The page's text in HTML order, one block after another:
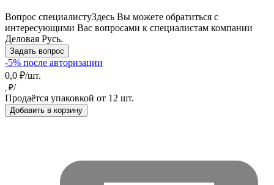
Вопрос специалистуЗдесь Вы можете обратиться с
интересующими Вас вопросами к специалистам компании
Деловая Русь.
Задать вопрос
-5% после авторизации
0,0 ₽/шт.
, ₽/
Продаётся упаковкой от 12 шт.
Добавить в корзину